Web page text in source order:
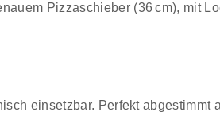
Pizzaschieber (36 cm), mit
einsetzbar. Perfekt abgestimmt